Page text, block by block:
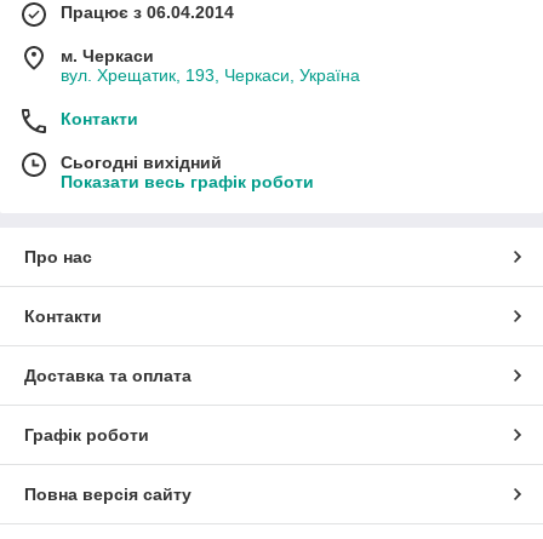
Працює з 06.04.2014
м. Черкаси
вул. Хрещатик, 193, Черкаси, Україна
Контакти
Сьогодні вихідний
Показати весь графік роботи
Про нас
Контакти
Доставка та оплата
Графік роботи
Повна версія сайту